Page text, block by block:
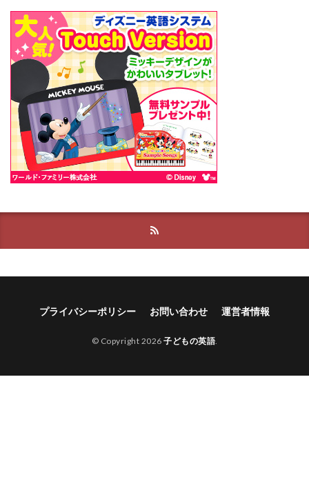
プライバシーポリシー お問い合わせ 運営者情報
© Copyright 2026 子どもの英語